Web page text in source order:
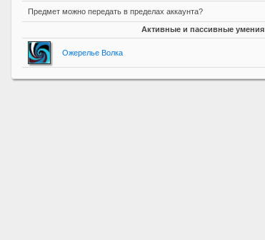
Предмет можно передать в пределах аккаунта?
Активные и пассивные умения
Ожерелье Волка